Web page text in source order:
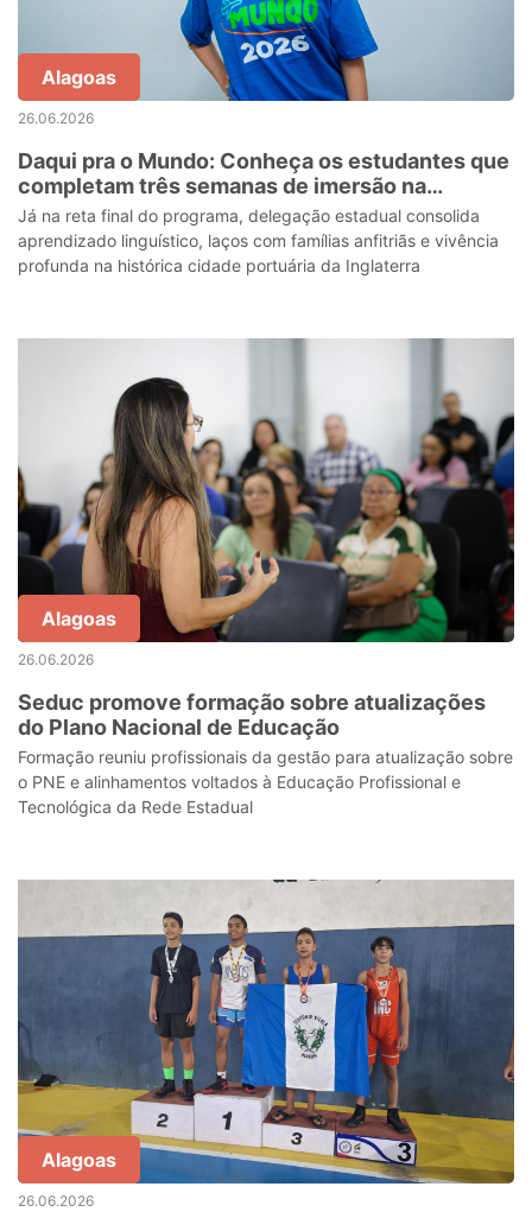
Alagoas
26.06.2026
Daqui pra o Mundo: Conheça os estudantes que
completam três semanas de imersão na
litorânea Portsmouth
Já na reta final do programa, delegação estadual consolida
aprendizado linguístico, laços com famílias anfitriãs e vivência
profunda na histórica cidade portuária da Inglaterra
Alagoas
26.06.2026
Seduc promove formação sobre atualizações
do Plano Nacional de Educação
Formação reuniu profissionais da gestão para atualização sobre
o PNE e alinhamentos voltados à Educação Profissional e
Tecnológica da Rede Estadual
Alagoas
26.06.2026